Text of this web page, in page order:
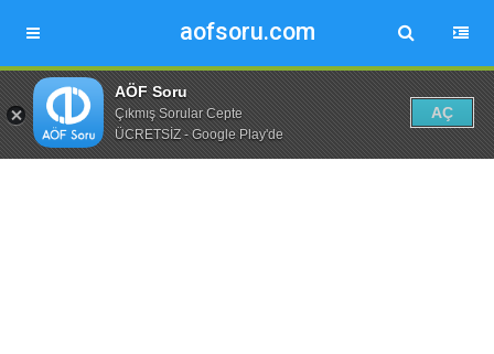
aofsoru.com
AÖF Soru
Çıkmış Sorular Cepte
ÜCRETSİZ - Google Play'de
AÇ